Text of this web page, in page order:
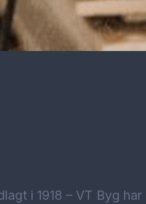
i 1918 – VT Byg